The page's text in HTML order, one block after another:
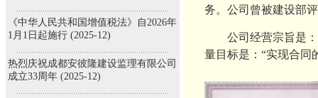
《中华人民共和国增值税法》自2026年
1月1日起施行 (2025-12)
热烈庆祝成都安彼隆建设监理有限公司
成立33周年 (2025-12)
务。公司曾被建设部
公司经营宗旨是：“
量目标是：“实现合同